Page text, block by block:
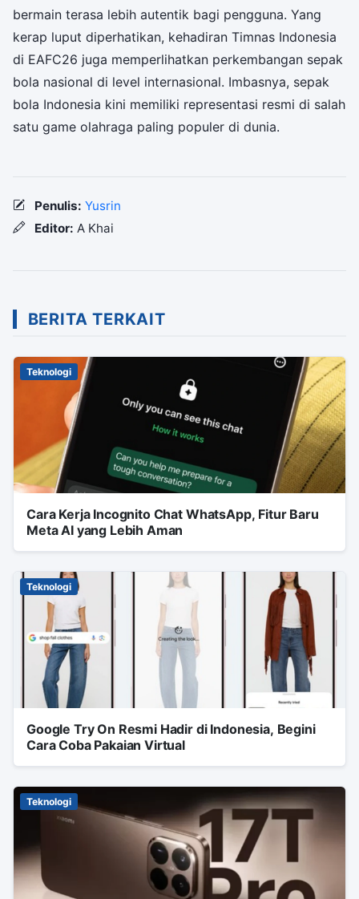
bermain terasa lebih autentik bagi pengguna. Yang
kerap luput diperhatikan, kehadiran Timnas Indonesia
di EAFC26 juga memperlihatkan perkembangan sepak
bola nasional di level internasional. Imbasnya, sepak
bola Indonesia kini memiliki representasi resmi di salah
satu game olahraga paling populer di dunia.
Penulis: Yusrin
Editor: A Khai
BERITA TERKAIT
Teknologi
Cara Kerja Incognito Chat WhatsApp, Fitur Baru
Meta AI yang Lebih Aman
Teknologi
Google Try On Resmi Hadir di Indonesia, Begini
Cara Coba Pakaian Virtual
Teknologi